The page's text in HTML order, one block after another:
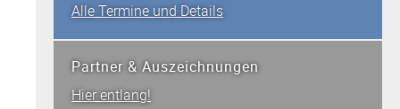
Alle Termine und Details
Partner & Auszeichnungen
Hier entlangzu
!